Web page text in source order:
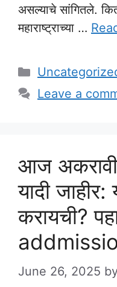
असल्याचे सांगितले.
महाराष्ट्राच्या …
Categories
Leave a
आज अकरावी
यादी
करायची?
June 26, 2025